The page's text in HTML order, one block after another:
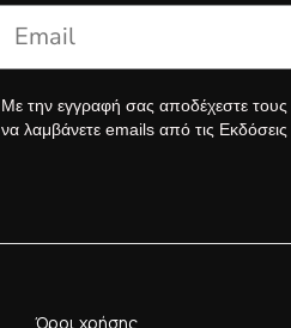
Με την εγγραφή σας αποδέχεστε τους
να λαμβάνετε emails από τις
Όροι χρήσης